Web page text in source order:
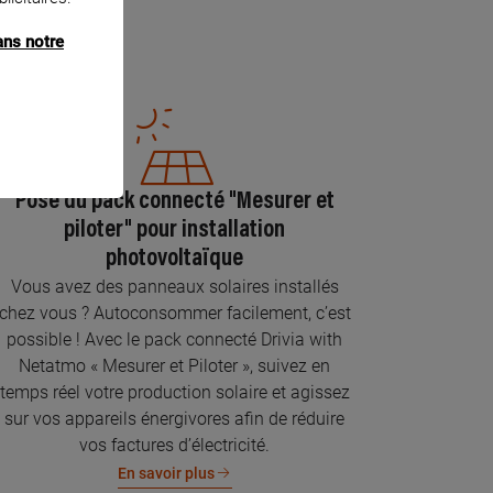
Pose du pack connecté "Mesurer et
piloter" pour installation
photovoltaïque
Vous avez des panneaux solaires installés
chez vous ? Autoconsommer facilement, c’est
possible ! Avec le pack connecté Drivia with
Netatmo « Mesurer et Piloter », suivez en
temps réel votre production solaire et agissez
sur vos appareils énergivores afin de réduire
vos factures d’électricité.
En savoir plus
notre